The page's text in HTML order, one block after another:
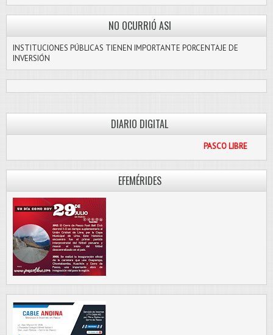
NO OCURRIÓ ASI
INSTITUCIONES PÚBLICAS TIENEN IMPORTANTE PORCENTAJE DE
INVERSIÓN
DIARIO DIGITAL
PASCO LIBRE
EFEMÉRIDES